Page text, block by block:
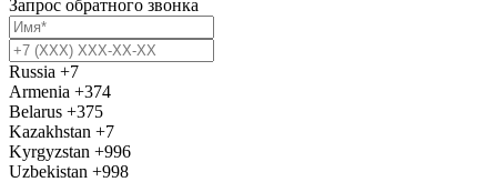
Запрос обратного звонка
Russia +7
Armenia +374
Belarus +375
Kazakhstan +7
Kyrgyzstan +996
Uzbekistan +998